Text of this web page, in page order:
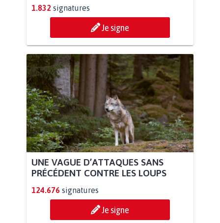
1.832 signatures
Je signe
UNE VAGUE D’ATTAQUES SANS
PRÉCÉDENT CONTRE LES LOUPS
124.676 signatures
Je signe